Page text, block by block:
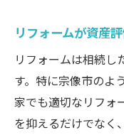
リフォームが資産
リフォームは相続し
す。特に宗像市のよ
家でも適切なリフォ
を抑えるだけでなく